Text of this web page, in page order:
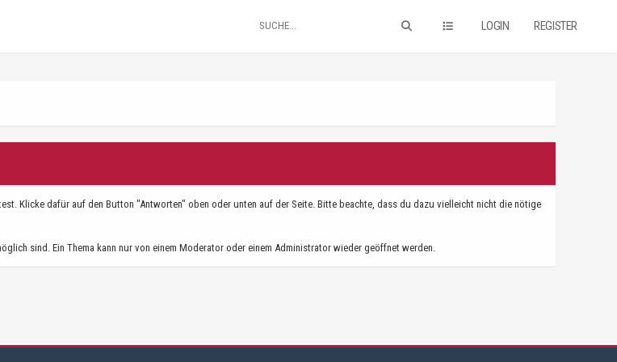
LOGIN REGISTER
Klicke dafür auf den Button "Antworten" oben oder unten auf der Seite. Bitte beachte, dass du dazu vielleicht nicht die nötige
sind. Ein Thema kann nur von einem Moderator oder einem Administrator wieder geöffnet werden.